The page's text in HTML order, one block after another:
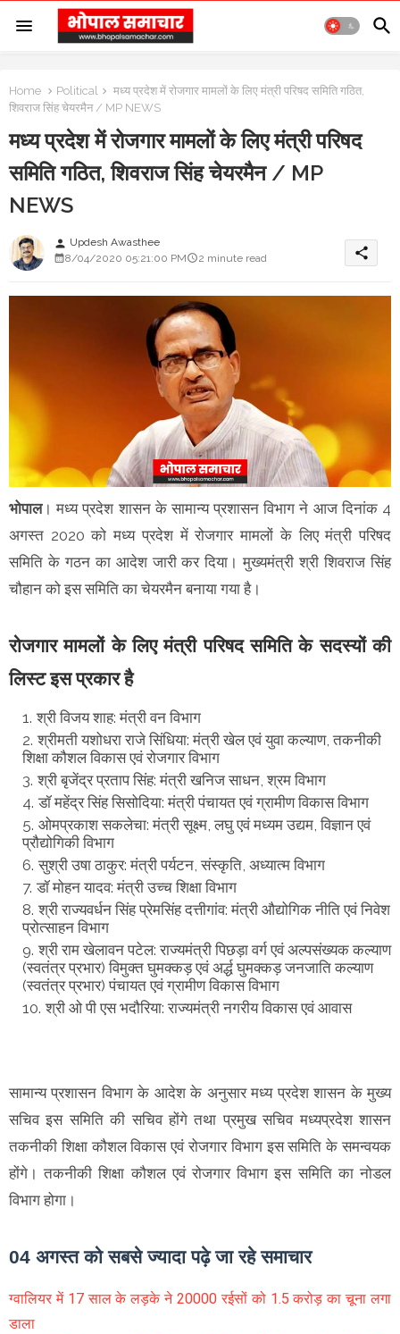
Home Political
मध्य प्रदेश में रोजगार मामलों के लिए मंत्री परिषद समिति गठित,
शिवराज सिंह चेयरमैन / MP NEWS
मध्य प्रदेश में रोजगार मामलों के लिए मंत्री परिषद
समिति गठित, शिवराज सिंह चेयरमैन / MP
NEWS
person Updesh Awasthee
8/04/2020 05:21:00 PM
2 minute read share
भोपाल। मध्य प्रदेश शासन के सामान्य प्रशासन विभाग ने आज दिनांक 4
अगस्त 2020 को मध्य प्रदेश में रोजगार मामलों के लिए मंत्री परिषद
समिति के गठन का आदेश जारी कर दिया। मुख्यमंत्री श्री शिवराज सिंह
चौहान को इस समिति का चेयरमैन बनाया गया है।
रोजगार मामलों के लिए मंत्री परिषद समिति के सदस्यों की
लिस्ट इस प्रकार है
श्री विजय शाह: मंत्री वन विभाग
श्रीमती यशोधरा राजे सिंधिया: मंत्री खेल एवं युवा कल्याण, तकनीकी
शिक्षा कौशल विकास एवं रोजगार विभाग
श्री बृजेंद्र प्रताप सिंह: मंत्री खनिज साधन, श्रम विभाग
डॉ महेंद्र सिंह सिसोदिया: मंत्री पंचायत एवं ग्रामीण विकास विभाग
ओमप्रकाश सकलेचा: मंत्री सूक्ष्म, लघु एवं मध्यम उद्यम, विज्ञान एवं
प्रौद्योगिकी विभाग
सुश्री उषा ठाकुर: मंत्री पर्यटन, संस्कृति, अध्यात्म विभाग
डॉ मोहन यादव: मंत्री उच्च शिक्षा विभाग
श्री राज्यवर्धन सिंह प्रेमसिंह दत्तीगांव: मंत्री औद्योगिक नीति एवं निवेश
प्रोत्साहन विभाग
श्री राम खेलावन पटेल: राज्यमंत्री पिछड़ा वर्ग एवं अल्पसंख्यक कल्याण
(स्वतंत्र प्रभार) विमुक्त घुमक्कड़ एवं अर्द्ध घुमक्कड़ जनजाति कल्याण
(स्वतंत्र प्रभार) पंचायत एवं ग्रामीण विकास विभाग
श्री ओ पी एस भदौरिया: राज्यमंत्री नगरीय विकास एवं आवास
सामान्य प्रशासन विभाग के आदेश के अनुसार मध्य प्रदेश शासन के मुख्य
सचिव इस समिति की सचिव होंगे तथा प्रमुख सचिव मध्यप्रदेश शासन
तकनीकी शिक्षा कौशल विकास एवं रोजगार विभाग इस समिति के समन्वयक
होंगे। तकनीकी शिक्षा कौशल एवं रोजगार विभाग इस समिति का नोडल
विभाग होगा।
04 अगस्त को सबसे ज्यादा पढ़े जा रहे समाचार
ग्वालियर में 17 साल के लड़के ने 20000 रईसों को 1.5 करोड़ का चूना लगा
डाला